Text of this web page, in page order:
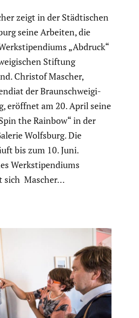
zeigt in der Städti­schen
seine Arbeiten, die
„Abdruck“
Stiftung
Christof Mascher,
der Braun­schwei­gi­
eröffnet am 20. April seine
the Rainbow“ in der
Wolfsburg. Die
bis zum 10. Juni.
Werksti­pen­diums
sich Mascher…